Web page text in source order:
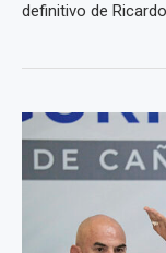
definitivo de